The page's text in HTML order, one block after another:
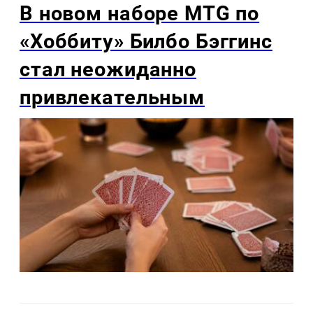
В новом наборе MTG по
«Хоббиту» Билбо Бэггинс
стал неожиданно
привлекательным